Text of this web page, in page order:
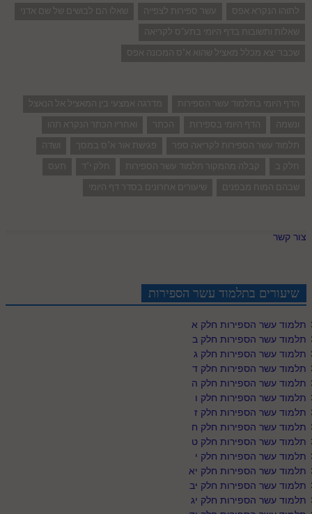
לתוהו הנקרא אפס
עשר ספירות לצפייה
שאלו הם לבושים של שם אדני
שאלות ותשובות בדף היומי בתע"ס לקריאה
שכבר יצא מכלל מאציל שהוא א"ס המכונה אפס
הדף היומי בתלמוד עשר הספירות
מדרגה אמצעי בין המאציל אל הנאצל
ונשמה
הדף היומי בספירות הכתר
ואחריו הכתר הנקרא תהו
תלמוד עשר הספירות לקריאה ספר
פגישת אור א"ס במסך
ושדה
חלק ב
קבלה מהמקור תלמוד עשר הספירות חלק י"ד
תעס
שבהם המוח מבפנים
שיעורים אחרונים בסדר דף היומי
צור קשר
שיעורים בתלמוד עשר הספירות
תלמוד עשר הספירות חלק א
תלמוד עשר הספירות חלק ב
תלמוד עשר הספירות חלק ג
תלמוד עשר הספירות חלק ד
תלמוד עשר הספירות חלק ה
תלמוד עשר הספירות חלק ו
תלמוד עשר הספירות חלק ז
תלמוד עשר הספירות חלק ח
תלמוד עשר הספירות חלק ט
תלמוד עשר הספירות חלק י
תלמוד עשר הספירות חלק יא
תלמוד עשר הספירות חלק יב
תלמוד עשר הספירות חלק יג